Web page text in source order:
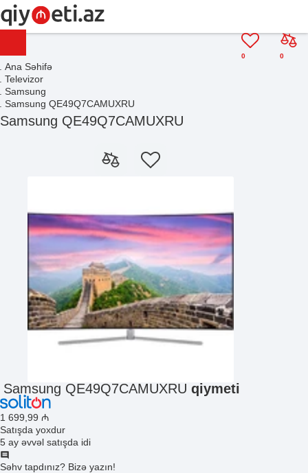
0
0
Ana Səhifə
Televizor
Samsung
Samsung QE49Q7CAMUXRU
Samsung QE49Q7CAMUXRU
Samsung QE49Q7CAMUXRU qiymeti
1 699 ,99 ₼
Satışda yoxdur
5 ay əvvəl satışda idi
Səhv tapdınız? Bizə yazın!